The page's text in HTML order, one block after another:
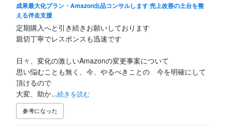
成果最大化プラン・Amazon出品コンサルします 売上改善の土台を整
える伴走支援
定期購入へと引き続きお願いしております
親切丁寧でレスポンスも迅速です
日々、変化の激しいAmazonの変更事案について
思い悩むことも無く、今、やるべきことの　今を明確にして
頂けるので
大変、助か...続きを読む
参考になった